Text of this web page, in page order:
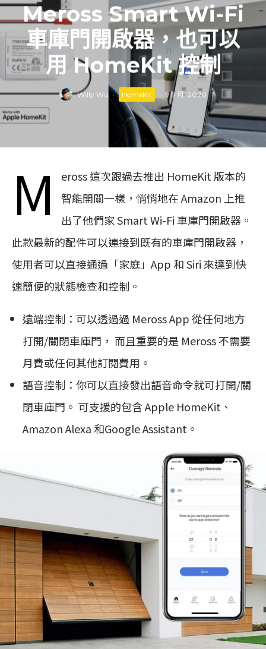
Meross Smart Wi-Fi
車庫門開啟器，也可以
用 HomeKit 控制
Willy Wu · HomeKit · 9 9 月, 2020
M
eross 這次跟過去推出 HomeKit 版本的
智能開關一樣，悄悄地在 Amazon 上推
出了他們家 Smart Wi-Fi 車庫門開啟器。
此款最新的配件可以連接到既有的車庫門開啟器，
使用者可以直接通過「家庭」App 和 Siri 來達到快
速簡便的狀態檢查和控制。
遠端控制：可以透過過 Meross App 從任何地方
打開/關閉車庫門， 而且重要的是 Meross 不需要
月費或任何其他訂閱費用。
語音控制：你可以直接發出語音命令就可打開/關
閉車庫門。 可支援的包含 Apple HomeKit、
Amazon Alexa 和Google Assistant。